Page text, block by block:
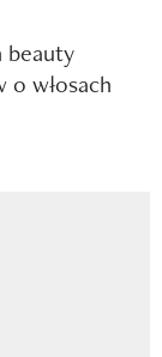
beauty
o włosach